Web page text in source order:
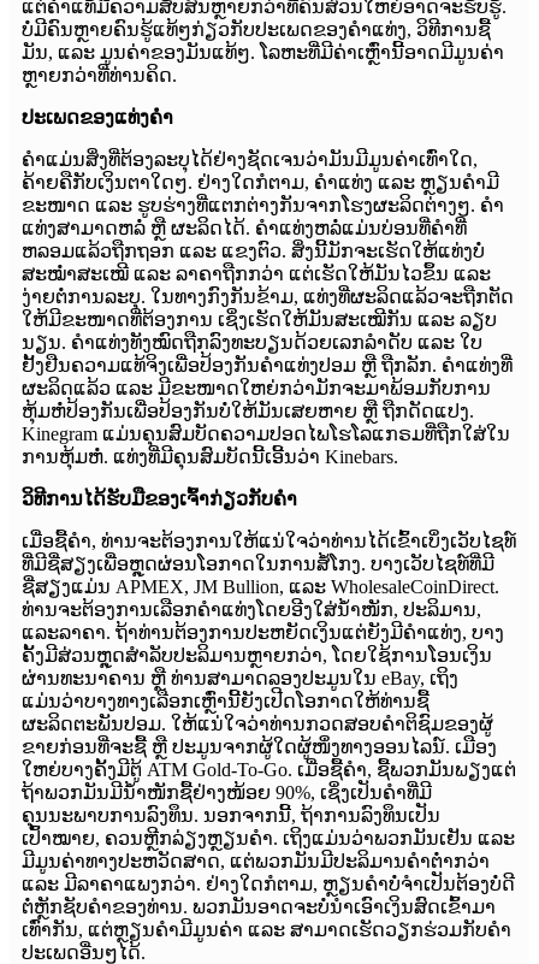
ແຕ່ຄຳແທ້ມີຄວາມສັບສົນຫຼາຍກວ່າທີ່ຄົນສ່ວນໃຫຍ່ອາດຈະຮັບຮູ້.
ບໍ່ມີຄົນຫຼາຍຄົນຮູ້ແທ້ໆກ່ຽວກັບປະເພດຂອງຄຳແທ່ງ, ວິທີການຊື້
ມັນ, ແລະ ມູນຄ່າຂອງມັນແທ້ໆ. ໂລຫະທີ່ມີຄ່າເຫຼົ່ານີ້ອາດມີມູນຄ່າ
ຫຼາຍກວ່າທີ່ທ່ານຄິດ.
ປະເພດຂອງແທ່ງຄຳ
ຄຳແມ່ນສິ່ງທີ່ຕ້ອງລະບຸໄດ້ຢ່າງຊັດເຈນວ່າມັນມີມູນຄ່າເທົ່າໃດ,
ຄ້າຍຄືກັບເງິນຕາໃດໆ. ຢ່າງໃດກໍຕາມ, ຄຳແທ່ງ ແລະ ຫຼຽນຄຳມີ
ຂະໜາດ ແລະ ຮູບຮ່າງທີ່ແຕກຕ່າງກັນຈາກໂຮງຜະລິດຕ່າງໆ. ຄຳ
ແທ່ງສາມາດຫລໍ່ ຫຼື ຜະລິດໄດ້. ຄຳແທ່ງຫລໍ່ແມ່ນບ່ອນທີ່ຄຳທີ່
ຫລອມແລ້ວຖືກຖອກ ແລະ ແຂງຕົວ. ສິ່ງນີ້ມັກຈະເຮັດໃຫ້ແທ່ງບໍ່
ສະໝໍ່າສະເໝີ ແລະ ລາຄາຖືກກວ່າ ແຕ່ເຮັດໃຫ້ມັນໄວຂຶ້ນ ແລະ
ງ່າຍຕໍ່ການລະບຸ. ໃນທາງກົງກັນຂ້າມ, ແທ່ງທີ່ຜະລິດແລ້ວຈະຖືກຕັດ
ໃຫ້ມີຂະໜາດທີ່ຕ້ອງການ ເຊິ່ງເຮັດໃຫ້ມັນສະເໝີກັນ ແລະ ລຽບ
ນຽນ. ຄຳແທ່ງທັງໝົດຖືກລົງທະບຽນດ້ວຍເລກລຳດັບ ແລະ ໃບ
ຢັ້ງຢືນຄວາມແທ້ຈິງເພື່ອປ້ອງກັນຄຳແທ່ງປອມ ຫຼື ຖືກລັກ. ຄຳແທ່ງທີ່
ຜະລິດແລ້ວ ແລະ ມີຂະໜາດໃຫຍ່ກວ່າມັກຈະມາພ້ອມກັບການ
ຫຸ້ມຫໍ່ປ້ອງກັນເພື່ອປ້ອງກັນບໍ່ໃຫ້ມັນເສຍຫາຍ ຫຼື ຖືກດັດແປງ.
Kinegram ແມ່ນຄຸນສົມບັດຄວາມປອດໄພໂຮໂລແກຣມທີ່ຖືກໃສ່ໃນ
ການຫຸ້ມຫໍ່. ແທ່ງທີ່ມີຄຸນສົມບັດນີ້ເອີ້ນວ່າ Kinebars.
ວິທີການໄດ້ຮັບມືຂອງເຈົ້າກ່ຽວກັບຄໍາ
ເມື່ອຊື້ຄຳ, ທ່ານຈະຕ້ອງການໃຫ້ແນ່ໃຈວ່າທ່ານໄດ້ເຂົ້າເບິ່ງເວັບໄຊທ໌
ທີ່ມີຊື່ສຽງເພື່ອຫຼຸດຜ່ອນໂອກາດໃນການສໍ້ໂກງ. ບາງເວັບໄຊທ໌ທີ່ມີ
ຊື່ສຽງແມ່ນ APMEX, JM Bullion, ແລະ WholesaleCoinDirect.
ທ່ານຈະຕ້ອງການເລືອກຄຳແທ່ງໂດຍອີງໃສ່ນ້ຳໜັກ, ປະລິມານ,
ແລະລາຄາ. ຖ້າທ່ານຕ້ອງການປະຫຍັດເງິນແຕ່ຍັງມີຄຳແທ່ງ, ບາງ
ຄັ້ງມີສ່ວນຫຼຸດສຳລັບປະລິມານຫຼາຍກວ່າ, ໂດຍໃຊ້ການໂອນເງິນ
ຜ່ານທະນາຄານ ຫຼື ທ່ານສາມາດລອງປະມູນໃນ eBay, ເຖິງ
ແມ່ນວ່າບາງທາງເລືອກເຫຼົ່ານີ້ຍັງເປີດໂອກາດໃຫ້ທ່ານຊື້
ຜະລິດຕະພັນປອມ. ໃຫ້ແນ່ໃຈວ່າທ່ານກວດສອບຄຳຕິຊົມຂອງຜູ້
ຂາຍກ່ອນທີ່ຈະຊື້ ຫຼື ປະມູນຈາກຜູ້ໃດຜູ້ໜຶ່ງທາງອອນໄລນ໌. ເມືອງ
ໃຫຍ່ບາງຄັ້ງມີຕູ້ ATM Gold-To-Go. ເມື່ອຊື້ຄຳ, ຊື້ພວກມັນພຽງແຕ່
ຖ້າພວກມັນມີນ້ຳໜັກຊື້ຢ່າງໜ້ອຍ 90%, ເຊິ່ງເປັນຄຳທີ່ມີ
ຄຸນນະພາບການລົງທຶນ. ນອກຈາກນີ້, ຖ້າການລົງທຶນເປັນ
ເປົ້າໝາຍ, ຄວນຫຼີກລ່ຽງຫຼຽນຄຳ. ເຖິງແມ່ນວ່າພວກມັນເຢັນ ແລະ
ມີມູນຄ່າທາງປະຫວັດສາດ, ແຕ່ພວກມັນມີປະລິມານຄຳຕ່ຳກວ່າ
ແລະ ມີລາຄາແພງກວ່າ. ຢ່າງໃດກໍຕາມ, ຫຼຽນຄຳບໍ່ຈຳເປັນຕ້ອງບໍ່ດີ
ຕໍ່ຫຼັກຊັບຄຳຂອງທ່ານ. ພວກມັນອາດຈະບໍ່ນຳເອົາເງິນສົດເຂົ້າມາ
ເທົ່າກັນ, ແຕ່ຫຼຽນຄຳມີມູນຄ່າ ແລະ ສາມາດເຮັດວຽກຮ່ວມກັບຄຳ
ປະເພດອື່ນໆໄດ້.